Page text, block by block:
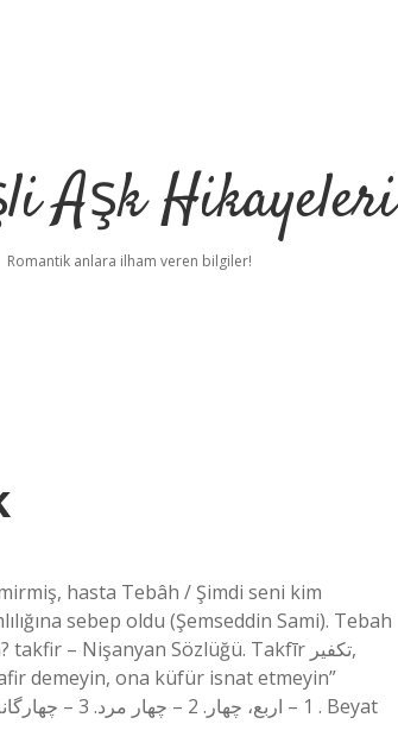
Aşk Hikayeleri
Romantik anlara ilham veren bilgiler!
hasta Tebâh / Şimdi seni kim
sebep oldu (Şemseddin Sami). Tebah
demeyin, ona küfür isnat etmeyin”